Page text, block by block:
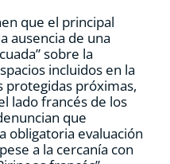
que el principal
ausencia de una
sobre la
incluidos en la
protegidas próximas,
lado francés de los
que
obligatoria evaluación
a la cercanía con